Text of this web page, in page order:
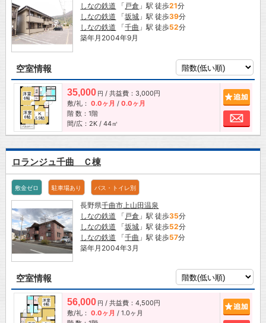
しなの鉄道 「 戸倉 」駅 徒歩21分
しなの鉄道 「坂城 」駅 徒歩39分
しなの鉄道 「千曲 」駅 徒歩52分
築年月2004年9月
空室情報
35,000 円 / 共益費：3,000円
敷/礼： 0.0ヶ月 / 0.0ヶ月
階 数：1階
間/広：2K / 44㎡
追加
お
ロランジュ千曲 Ｃ棟
敷金ゼロ 駐車場あり バス・トイレ別
長野県千曲市 上山田温泉
しなの鉄道 「 戸倉 」駅 徒歩35分
しなの鉄道 「坂城 」駅 徒歩52分
しなの鉄道 「千曲 」駅 徒歩57分
築年月2004年3月
空室情報
56,000 円 / 共益費：4,500円
敷/礼： 0.0ヶ月 / 1.0ヶ月